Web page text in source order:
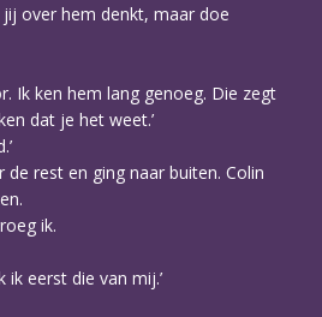
over hem denkt, maar doe
Ik ken hem lang genoeg. Die zegt
dat je het weet.’
rest en ging naar buiten. Colin
ik.
ik eerst die van mij.’